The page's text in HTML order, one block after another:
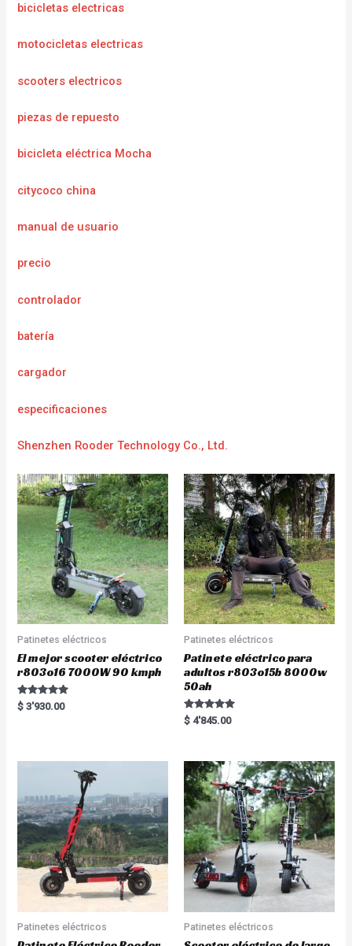
bicicletas electricas
motocicletas electricas
scooters electricos
piezas de repuesto
bicicleta eléctrica Mocha
citycoco china
manual de usuario
precio
controlador
batería
cargador
especificaciones
Shenzhen Rooder Technology Co., Ltd.
Patinetes eléctricos
El mejor scooter eléctrico
r803o16 7000W 90 kmph
Rated
5.00
$ 3'930.00
Patinetes eléctricos
Patinete eléctrico para
adultos r803o15b 8000w
50ah
Rated
5.00
$ 4'845.00
Patinetes eléctricos Patinetes eléctricos